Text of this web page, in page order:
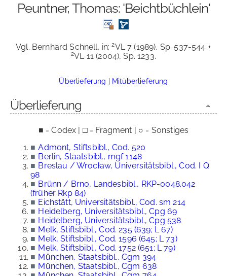
Peuntner, Thomas: 'Beichtbüchlein'
Vgl. Bernhard Schnell, in:2VL 7 (1989), Sp. 537-544 +
2VL 11 (2004), Sp. 1233.
Überlieferung | Mitüberlieferung
Überlieferung
■ = Codex | □ = Fragment | ○ = Sonstiges
■ Admont, Stiftsbibl., Cod. 520
■ Berlin, Staatsbibl., mgf 1148
■ Breslau / Wrocław, Universitätsbibl., Cod. I Q
98
■ Brünn / Brno, Landesbibl., RKP-0048.042
(früher Rkp 84)
■ Eichstätt, Universitätsbibl., Cod. sm 214
■ Heidelberg, Universitätsbibl., Cpg 69
■ Heidelberg, Universitätsbibl., Cpg 538
■ Melk, Stiftsbibl., Cod. 235 (639; L 67)
■ Melk, Stiftsbibl., Cod. 1596 (645; L 73)
■ Melk, Stiftsbibl., Cod. 1752 (651; L 79)
■ München, Staatsbibl., Cgm 394
■ München, Staatsbibl., Cgm 638